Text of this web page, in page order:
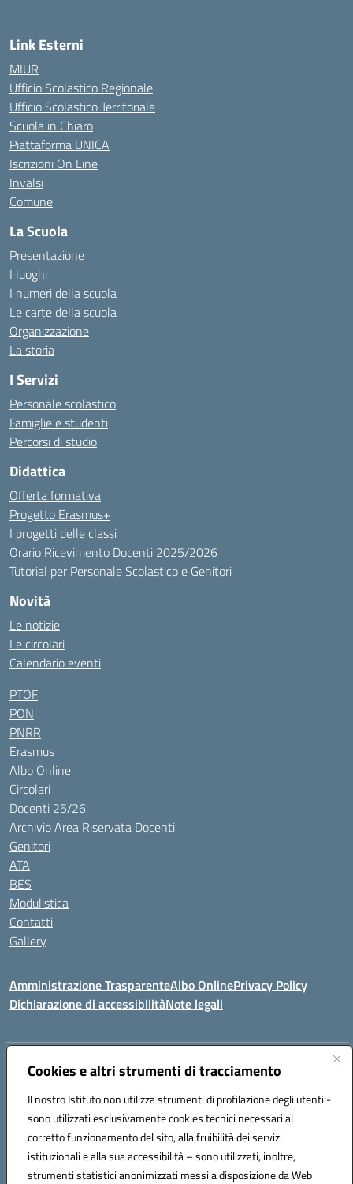
Cookies e altri strumenti di tracciamento
Il nostro Istituto non utilizza strumenti di profilazione degli utenti -
sono utilizzati esclusivamente cookies tecnici necessari al
corretto funzionamento del sito, alla fruibilità dei servizi
istituzionali e alla sua accessibilità – sono utilizzati, inoltre,
strumenti statistici anonimizzati messi a disposizione da Web
Link Esterni
MIUR
Ufficio Scolastico Regionale
Ufficio Scolastico Territoriale
Scuola in Chiaro
Piattaforma UNICA
Iscrizioni On Line
Invalsi
Comune
La Scuola
Presentazione
I luoghi
I numeri della scuola
Le carte della scuola
Organizzazione
La storia
I Servizi
Personale scolastico
Famiglie e studenti
Percorsi di studio
Didattica
Offerta formativa
Progetto Erasmus+
I progetti delle classi
Orario Ricevimento Docenti 2025/2026
Tutorial per Personale Scolastico e Genitori
Novità
Le notizie
Le circolari
Calendario eventi
PTOF
PON
PNRR
Erasmus
Albo Online
Circolari
Docenti 25/26
Archivio Area Riservata Docenti
Genitori
ATA
BES
Modulistica
Contatti
Gallery
Amministrazione TrasparenteAlbo OnlinePrivacy Policy
Dichiarazione di accessibilitàNote legali
Indirizzo:Via Coniugi Crigna – Cap. 89861 – Tropea (VV)
Posta elettronica certificata (PEC):vvic82200d@pec.istruzione.it
Codice fiscale: 96012410799
Codice meccanografico:VVIC82200D
Codice Indice delle Pubbliche Amministrazioni (IPA): istsc_vvic82200d
Codice unico di fatturazione (CUF): UFUKAE